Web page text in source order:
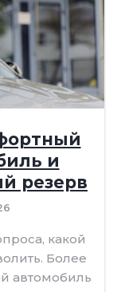
и
резерв
какой
Более
автомобиль